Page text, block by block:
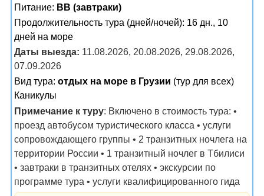
Питание: BB (завтраки)
Продолжительность тура (дней/ночей): 16 дн., 10
дней на море
Даты выезда: 11.08.2026, 20.08.2026, 29.08.2026,
07.09.2026
Вид тура: отдых на море в Грузии (тур для всех)
Каникулы
Примечание к туру: Включено в стоимость тура: •
проезд автобусом туристического класса • услуги
сопровождающего группы • 2 транзитных ночлега на
территории России • 1 транзитный ночлег в Тбилиси
• завтраки в транзитных отелях • экскурсии по
программе тура • услуги квалифицированного гида